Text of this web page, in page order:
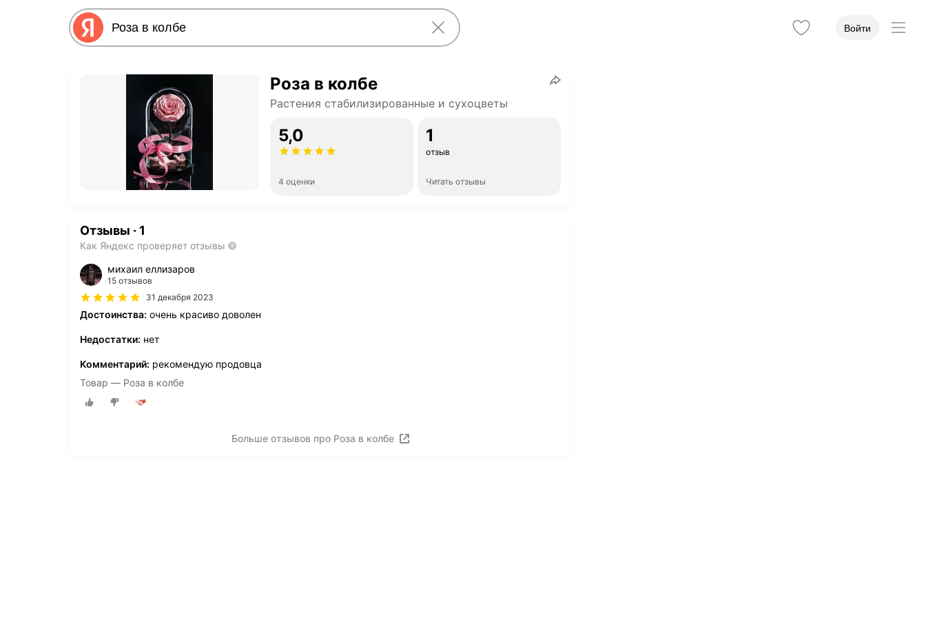
Войти
Роза в колбе
Растения стабилизированные и сухоцветы
5,0
4 оценки
1
отзыв
Читать отзывы
Отзывы · 1
Как Яндекс проверяет отзывы
михаил еллизаров
15 отзывов
31 декабря 2023
Достоинства: очень красиво доволен
Недостатки: нет
Комментарий: рекомендую продовца
Товар — Роза в колбе
Больше отзывов про Роза в колбе